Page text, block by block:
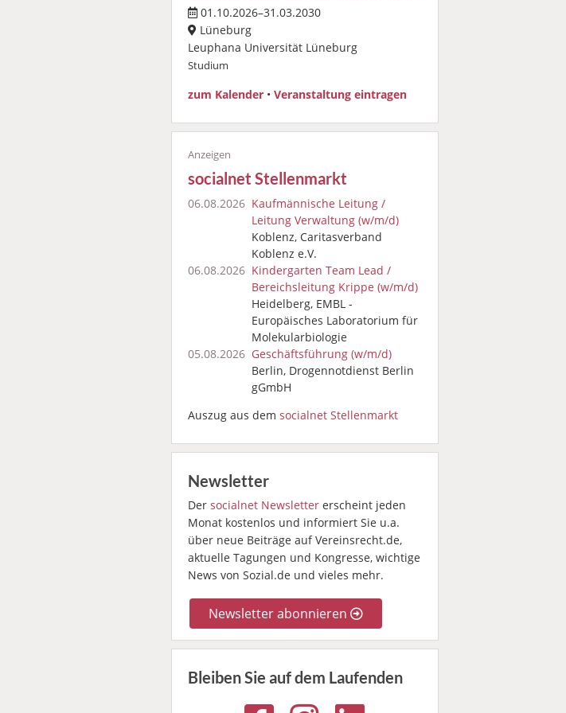
01.10.2026–31.03.2030
Lüneburg
Leuphana Universität Lüneburg
Studium
zum Kalender• Veranstaltung eintragen
socialnet Stellenmarkt
06.08.2026 Kaufmännische Leitung /
Leitung Verwaltung (w/m/d)
Koblenz, Caritasverband
Koblenz e.V.
06.08.2026 Kindergarten Team Lead /
Bereichsleitung Krippe (w/m/d)
Heidelberg, EMBL -
Europäisches Laboratorium für
Molekularbiologie
05.08.2026 Geschäftsführung (w/m/d)
Berlin, Drogennotdienst Berlin
gGmbH
Auszug aus dem socialnet Stellenmarkt
Newsletter
Der socialnet Newslettererscheint jeden
Monat kostenlos und informiert Sie u.a.
über neue Beiträge auf Vereinsrecht.de,
aktuelle Tagungen und Kongresse, wichtige
News von Sozial.de und vieles mehr.
Newsletter abonnieren
Bleiben Sie auf dem Laufenden